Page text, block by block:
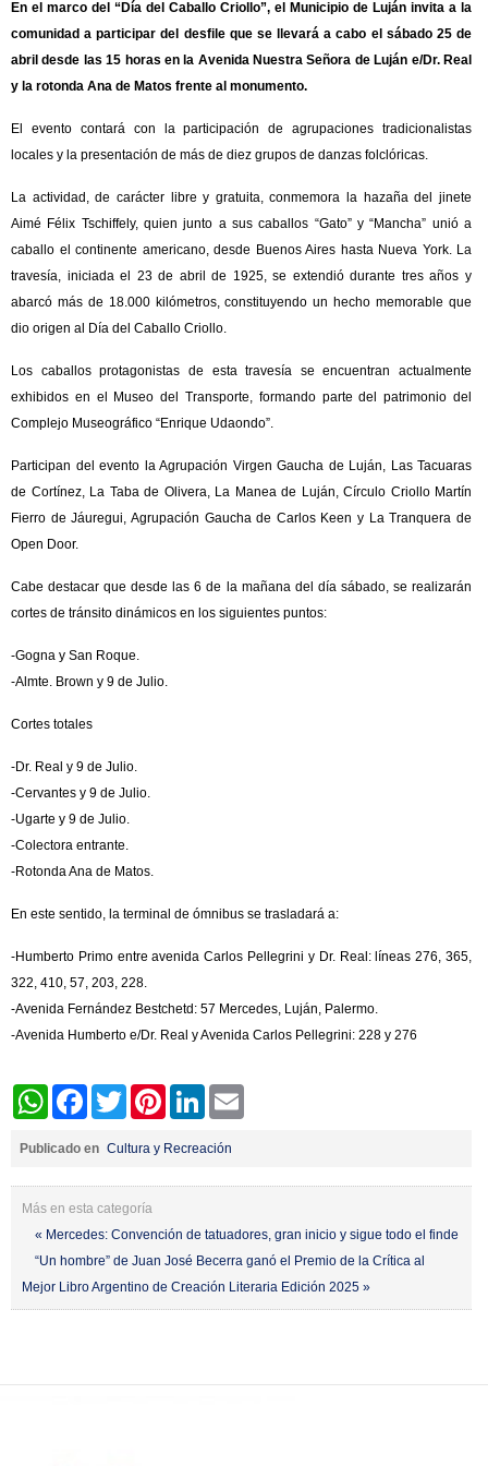
En el marco del “Día del Caballo Criollo”, el Municipio de Luján invita a la
comunidad a participar del desfile que se llevará a cabo el sábado 25 de
abril desde las 15 horas en la Avenida Nuestra Señora de Luján e/Dr. Real
y la rotonda Ana de Matos frente al monumento.
El evento contará con la participación de agrupaciones tradicionalistas
locales y la presentación de más de diez grupos de danzas folclóricas.
La actividad, de carácter libre y gratuita, conmemora la hazaña del jinete
Aimé Félix Tschiffely, quien junto a sus caballos “Gato” y “Mancha” unió a
caballo el continente americano, desde Buenos Aires hasta Nueva York. La
travesía, iniciada el 23 de abril de 1925, se extendió durante tres años y
abarcó más de 18.000 kilómetros, constituyendo un hecho memorable que
dio origen al Día del Caballo Criollo.
Los caballos protagonistas de esta travesía se encuentran actualmente
exhibidos en el Museo del Transporte, formando parte del patrimonio del
Complejo Museográfico “Enrique Udaondo”.
Participan del evento la Agrupación Virgen Gaucha de Luján, Las Tacuaras
de Cortínez, La Taba de Olivera, La Manea de Luján, Círculo Criollo Martín
Fierro de Jáuregui, Agrupación Gaucha de Carlos Keen y La Tranquera de
Open Door.
Cabe destacar que desde las 6 de la mañana del día sábado, se realizarán
cortes de tránsito dinámicos en los siguientes puntos:
-Gogna y San Roque.
-Almte. Brown y 9 de Julio.
Cortes totales
-Dr. Real y 9 de Julio.
-Cervantes y 9 de Julio.
-Ugarte y 9 de Julio.
-Colectora entrante.
-Rotonda Ana de Matos.
En este sentido, la terminal de ómnibus se trasladará a:
-Humberto Primo entre avenida Carlos Pellegrini y Dr. Real: líneas 276, 365,
322, 410, 57, 203, 228.
-Avenida Fernández Bestchetd: 57 Mercedes, Luján, Palermo.
-Avenida Humberto e/Dr. Real y Avenida Carlos Pellegrini: 228 y 276
WhatsAppFacebookTwitter PinterestLinkedIn
Publicado en Cultura y Recreación
Más en esta categoría
« Mercedes: Convención de tatuadores, gran inicio y sigue todo el finde
“Un hombre” de Juan José Becerra ganó el Premio de la Crítica al
Mejor Libro Argentino de Creación Literaria Edición 2025 »